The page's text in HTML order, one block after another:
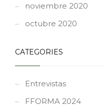
noviembre 2020
octubre 2020
CATEGORIES
Entrevistas
FFORMA 2024